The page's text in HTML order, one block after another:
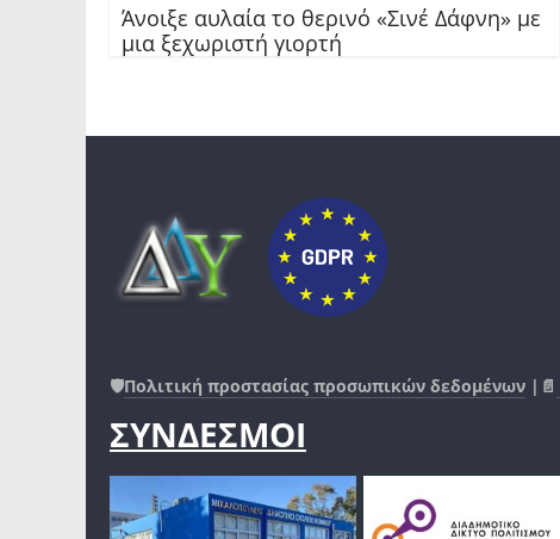
Άνοιξε αυλαία το θερινό «Σινέ Δάφνη» με
μια ξεχωριστή γιορτή
🛡️Πολιτική προστασίας προσωπικών δεδομένων |📄
ΣΥΝΔΕΣΜΟΙ